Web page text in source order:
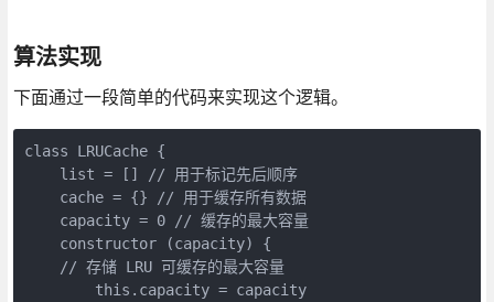
算法实现
下面通过一段简单的代码来实现这个逻辑。
class LRUCache {
    list = [] // 用于标记先后顺序
    cache = {} // 用于缓存所有数据
    capacity = 0 // 缓存的最大容量
    constructor (capacity) {
    // 存储 LRU 可缓存的最大容量
        this.capacity = capacity